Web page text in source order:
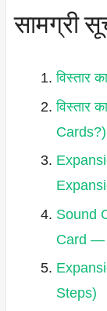
सामग्री
विस्तार
विस्तार
Cards?)
Sound
Card —
Steps)